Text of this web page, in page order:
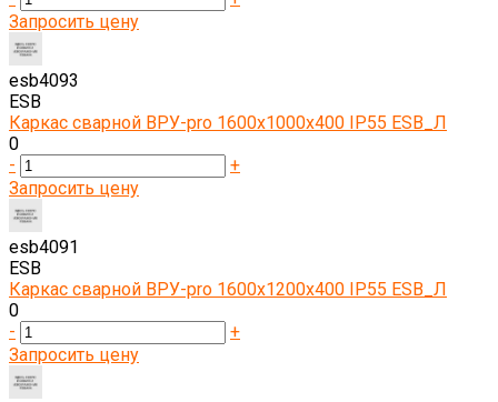
Запросить цену
esb4093
ESB
Каркас сварной ВРУ-pro 1600х1000х400 IP55 ESB_Л
0
-
+
Запросить цену
esb4091
ESB
Каркас сварной ВРУ-pro 1600х1200х400 IP55 ESB_Л
0
-
+
Запросить цену